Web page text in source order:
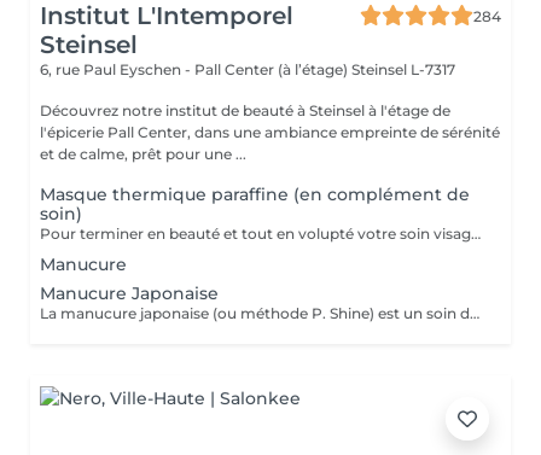
Institut L'Intemporel
Steinsel
284
6, rue Paul Eyschen - Pall Center (à l’étage) Steinsel L-7317
Découvrez notre institut de beauté à Steinsel à l'étage de
l'épicerie Pall Center, dans une ambiance empreinte de sérénité
et de calme, prêt pour une ...
Masque thermique paraffine (en complément de
soin)
Pour terminer en beauté et tout en volupté votre soin visage, nous vous proposons le 'double masque '. Cela consiste en une application d'un masque crème bourré d'actifs hydratants/régénérants/anti-âge ou anti-oxydants suivi d'un bain de paraffine tiède. Ceci permet la pénétration intégrale du masque crème grâce à la chaleur de la paraffine et une fin de soin en douceur grâce aux actifs de la paraffine adoucissants et calmants. Une véritable invitation à la détente.
Manucure
Manucure Japonaise
La manucure japonaise (ou méthode P. Shine) est un soin de beauté naturel et ancestral visant à renforcer, nourrir et faire briller les ongles sans vernis ni gel. En utilisant des produits naturels comme la cire d'abeille, des minéraux, et de la poudre de perle, elle rend les ongles sains, forts et brillants avec un effet miroir, idéal pour réparer les ongles abîmés (après gel ou semi-permanent, grossesse...). Convient aux ongles naturels fragiles, mous, cassants ou dédoublés, mais aussi simplement pour offrir une période de repos et de soin aux ongles.